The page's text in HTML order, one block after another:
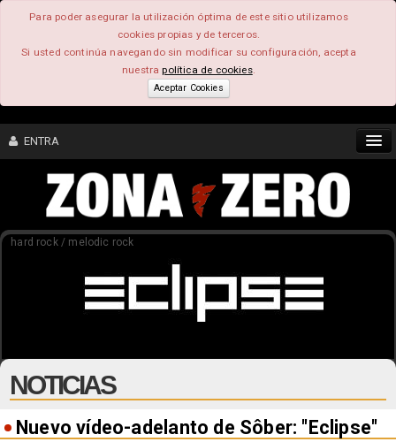
Para poder asegurar la utilización óptima de este sitio utilizamos
cookies propias y de terceros.
Si usted continúa navegando sin modificar su configuración, acepta
nuestrapolítica de cookies.
Aceptar Cookies
ENTRA
CONTENIDO
FEEEDBACK
hard rock / melodic rock
NOTICIAS
Nuevo vídeo-adelanto de Sôber: "Eclipse"